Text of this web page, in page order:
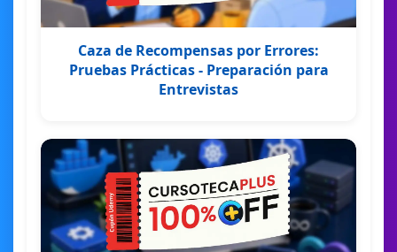
Caza de Recompensas por Errores:
Pruebas Prácticas - Preparación para
Entrevistas